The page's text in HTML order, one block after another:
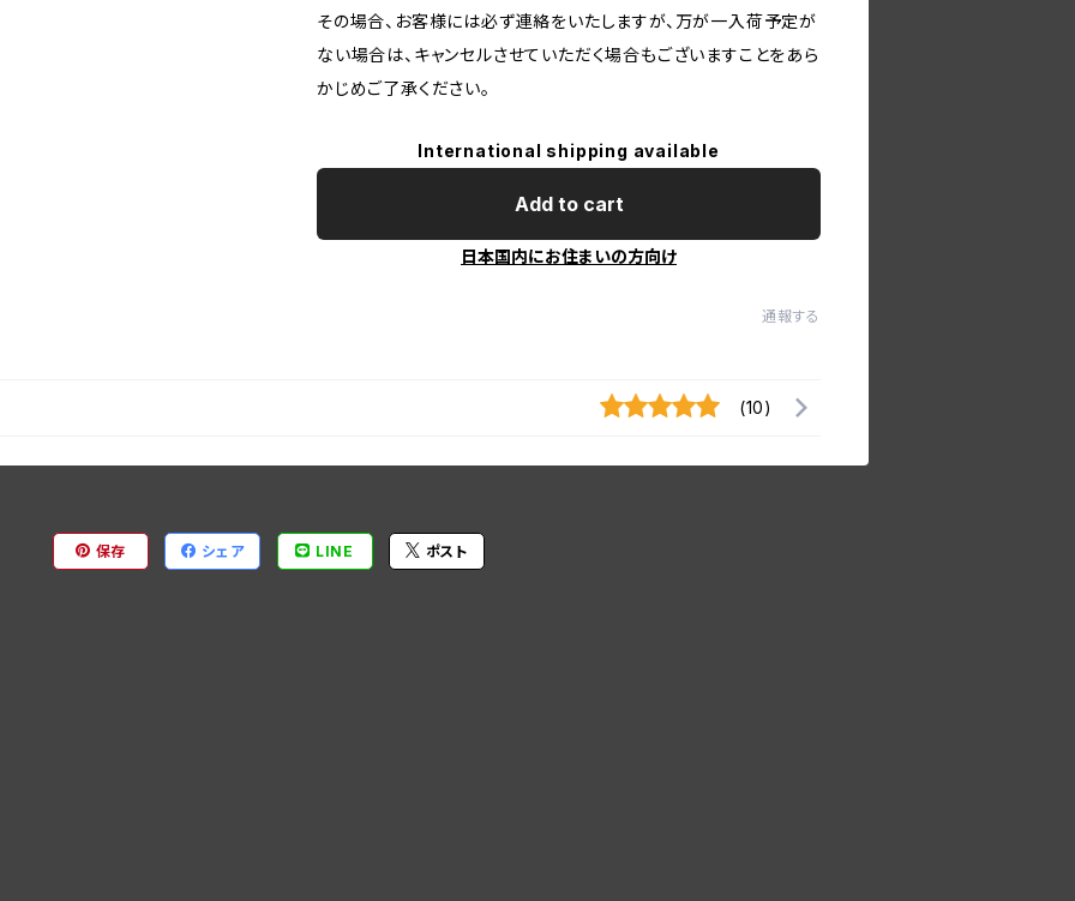
その場合、お客様には必ず連絡をいたしますが、万が一入荷予定が
ない場合は、キャンセルさせていただく場合もございますことをあら
かじめご了承ください。
International shipping available
Add to cart
日本国内にお住まいの方向け
通報する
(10)
保存 シェア LINE ポスト